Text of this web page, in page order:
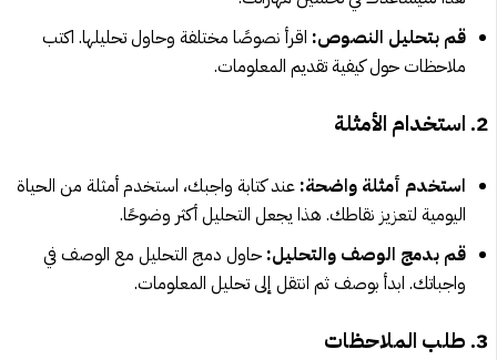
قم بتحليل النصوص: اقرأ نصوصًا مختلفة وحاول تحليلها. اكتب
ملاحظات حول كيفية تقديم المعلومات.
2. استخدام الأمثلة
استخدم أمثلة واضحة: عند كتابة واجبك، استخدم أمثلة من الحياة
اليومية لتعزيز نقاطك. هذا يجعل التحليل أكثر وضوحًا.
قم بدمج الوصف والتحليل: حاول دمج التحليل مع الوصف في
واجباتك. ابدأ بوصف ثم انتقل إلى تحليل المعلومات.
3. طلب الملاحظات